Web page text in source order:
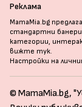
Реклама
MamaMia.bg
стандартни
категории,
вижте тук.
Настройки на
© MamaMia.bg,